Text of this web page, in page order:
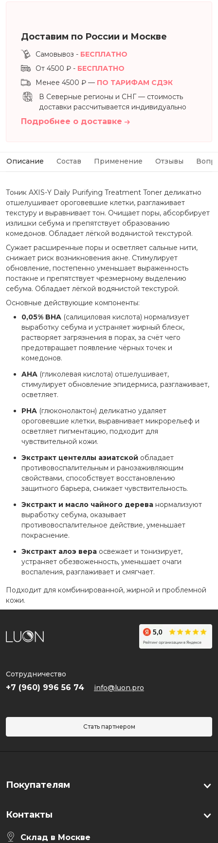
Доставим по России и Москве
Самовывоз - БЕСПЛАТНО
От 4500 ₽ - БЕСПЛАТНО
Менее 4500 ₽ — ПО ТАРИФАМ СДЭК
В Северные регионы и СНГ — стоимость
доставки рассчитывается индивидуально
Подробнее о доставке
Описание Состав Применение Отзывы
Тоник AXIS-Y Daily Purifying Treatment Toner деликатно
отшелушивает ороговевшие клетки, разглаживает
текстуру и выравнивает тон. Очищает поры, абсорбирует
излишки себума и препятствует образованию
комедонов. Обладает лёгкой водянистой текстурой.
Сужает расширенные поры и осветляет сальные нити,
снижает риск возникновения акне. Стимулирует
обновление, постепенно уменьшает выраженность
постакне и препятствует чрезмерному выделению
себума. Обладает лёгкой водянистой текстурой.
Основные действующие компоненты:
0,05% BHA (салициловая кислота) нормализует
выработку себума и устраняет жирный блеск,
растворяет загрязнения в порах, за счёт чего
предотвращает появление чёрных точек и
комедонов.
AHA (гликолевая кислота) отшелушивает,
стимулирует обновление эпидермиса, разглаживает,
осветляет.
PHA (глюконолактон) деликатно удаляет
ороговевшие клетки, выравнивает микрорельеф и
осветляет пигментацию, подходит для
чувствительной кожи.
Экстракт центеллы азиатской обладает
противовоспалительным и ранозаживляющим
свойствами, способствует восстановлению
защитного барьера, снижает чувствительность.
Экстракт и масло чайного дерева нормализуют
выработку себума, оказывает
противовоспалительное действие, уменьшает
покраснение.
Экстракт алоэ вера освежает и тонизирует,
устраняет обезвоженность, уменьшает очаги
воспаления, разглаживает и смягчает.
Подходит для комбинированной, жирной и проблемной
кожи.
Сотрудничество
+7 (960) 996 56 74 info@luon.pro
Стать партнером
Покупателям
Контакты
Склад в Москве